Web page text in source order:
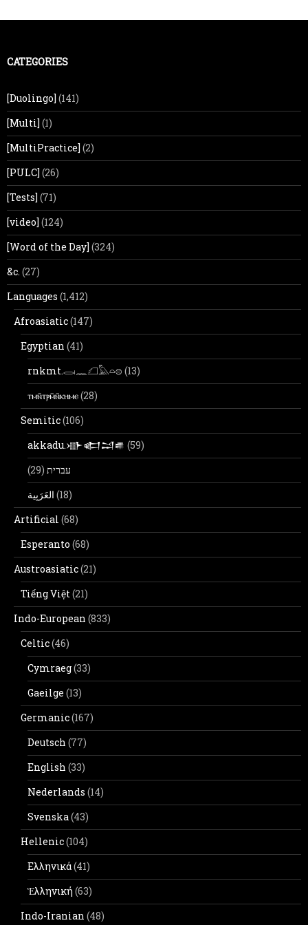
CATEGORIES
[Duolingo] (141)
[Multi] (1)
[MultiPractice] (2)
[PULC] (26)
[Tests] (71)
[video] (124)
[Word of the Day] (324)
&c. (27)
Languages (1,412)
Afroasiatic(147)
Egyptian (41)
rnkmt.𓂋𓏺𓈖𓆎𓅓𓏏𓊖 (13)
ⲧⲙⲛ̄ⲧⲣⲙ̄ⲛ̄ⲕⲏⲙⲉ(28)
Semitic(106)
akkadu.𒀝𒅗𒁺𒌑 (59)
עברית (29)
(18)
Artificial (68)
Esperanto (68)
Austroasiatic(21)
Tiếng Việt(21)
Indo-European (833)
Celtic(46)
Cymraeg(33)
Gaeilge (13)
Germanic(167)
Deutsch (77)
English (33)
Nederlands (14)
Svenska(43)
Hellenic(104)
Ελληνικά(41)
Ἑλληνική (63)
Indo-Iranian (48)